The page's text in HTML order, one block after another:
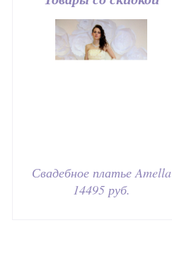
Свадебное платье Amella
14495 руб.